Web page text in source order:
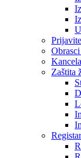
Zaštita